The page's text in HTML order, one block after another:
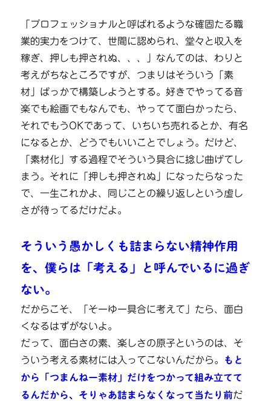
「プロフェッショナルと呼ばれるような確固たる職
業的実力をつけて、世間に認められ、堂々と収入を
稼ぎ、押しも押されぬ、、、」なんてのは、わりと
考えがちなところですが、つまりはそういう「素
材」ばっかで構築しようとする。好きでやってる音
楽でも絵画でもなんでも、やってて面白かったら、
それでもうOKであって、いちいち売れるとか、有名
になるとか、どうでもいいことでしょう。だけど、
「素材化」する過程でそういう具合に捻じ曲げてし
まう。それに「押しも押されぬ」になったらなった
で、一生これかよ、同じことの繰り返しという虚し
さが待ってるだけだよ。
そういう愚かしくも詰まらない精神作用
を、僕らは「考える」と呼んでいるに過ぎ
ない。
だからこそ、「そーゆー具合に考えて」たら、面白
くなるはずがないよ。
だって、面白さの素、楽しさの原子というのは、そ
ういう考える素材には入ってこないんだから。 もと
から「つまんねー素材」だけをつかって組み立てて
るんだから、そりゃあ詰まらなくなって当たり前だ